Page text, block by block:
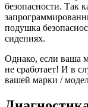
безопасности. Так
подушка
сидениях.
Однако, если ваша
не сработает! И в
вашей марки /